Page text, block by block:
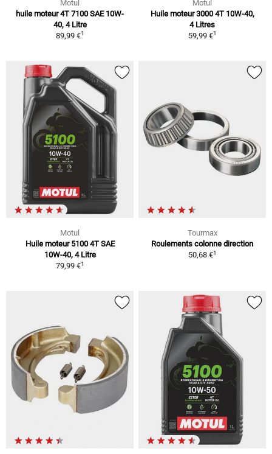
Motul
huile moteur 4T 7100 SAE 10W-
40, 4 Litre
89,99 €1
Motul
Huile moteur 3000 4T 10W-40,
4 Litres
59,99 €1
Motul
Huile moteur 5100 4T SAE
10W-40, 4 Litre
79,99 €1
Tourmax
Roulements colonne direction
50,68 €1